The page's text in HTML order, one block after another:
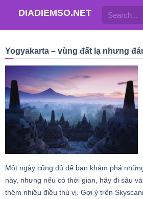
DIADIEMSO.NET
Yogyakarta – vùng đất lạ nhưng
Một ngày cũng đủ để bạn khám phá
này, nhưng nếu có thời gian, hãy đi sâu
thêm nhiều điều thú vị. Gợi ý trên